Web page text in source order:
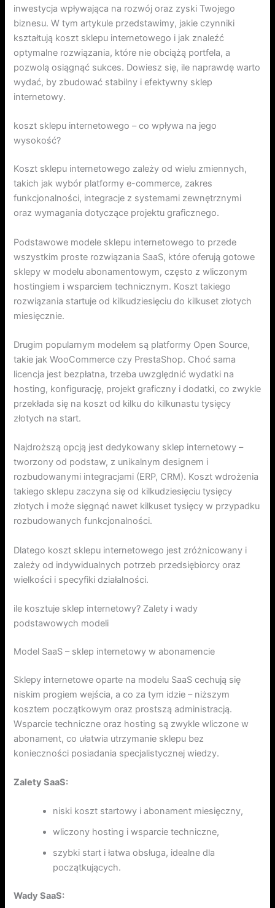
inwestycja wpływająca na rozwój oraz zyski Twojego
biznesu. W tym artykule przedstawimy, jakie czynniki
kształtują koszt sklepu internetowego i jak znaleźć
optymalne rozwiązania, które nie obciążą portfela, a
pozwolą osiągnąć sukces. Dowiesz się, ile naprawdę warto
wydać, by zbudować stabilny i efektywny sklep
internetowy.
koszt sklepu internetowego – co wpływa na jego
wysokość?
Koszt sklepu internetowego zależy od wielu zmiennych,
takich jak wybór platformy e-commerce, zakres
funkcjonalności, integracje z systemami zewnętrznymi
oraz wymagania dotyczące projektu graficznego.
Podstawowe modele sklepu internetowego to przede
wszystkim proste rozwiązania SaaS, które oferują gotowe
sklepy w modelu abonamentowym, często z wliczonym
hostingiem i wsparciem technicznym. Koszt takiego
rozwiązania startuje od kilkudziesięciu do kilkuset złotych
miesięcznie.
Drugim popularnym modelem są platformy Open Source,
takie jak WooCommerce czy PrestaShop. Choć sama
licencja jest bezpłatna, trzeba uwzględnić wydatki na
hosting, konfigurację, projekt graficzny i dodatki, co zwykle
przekłada się na koszt od kilku do kilkunastu tysięcy
złotych na start.
Najdroższą opcją jest dedykowany sklep internetowy –
tworzony od podstaw, z unikalnym designem i
rozbudowanymi integracjami (ERP, CRM). Koszt wdrożenia
takiego sklepu zaczyna się od kilkudziesięciu tysięcy
złotych i może sięgnąć nawet kilkuset tysięcy w przypadku
rozbudowanych funkcjonalności.
Dlatego koszt sklepu internetowego jest zróżnicowany i
zależy od indywidualnych potrzeb przedsiębiorcy oraz
wielkości i specyfiki działalności.
ile kosztuje sklep internetowy? Zalety i wady
podstawowych modeli
Model SaaS – sklep internetowy w abonamencie
Sklepy internetowe oparte na modelu SaaS cechują się
niskim progiem wejścia, a co za tym idzie – niższym
kosztem początkowym oraz prostszą administracją.
Wsparcie techniczne oraz hosting są zwykle wliczone w
abonament, co ułatwia utrzymanie sklepu bez
konieczności posiadania specjalistycznej wiedzy.
Zalety SaaS:
niski koszt startowy i abonament miesięczny,
wliczony hosting i wsparcie techniczne,
szybki start i łatwa obsługa, idealne dla
początkujących.
Wady SaaS: